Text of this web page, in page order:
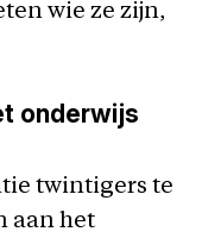
wie ze zijn,
onderwijs
twintigers te
aan het